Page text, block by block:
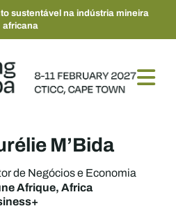
sustentável na indústria mineira
africana
M’Bida
de Negócios e Economia
Afrique, Africa